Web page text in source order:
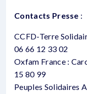
Contacts Presse :
CCFD-Terre
06 66 12 33 02
Oxfam France :
15 80 99
Peuples Solidaires